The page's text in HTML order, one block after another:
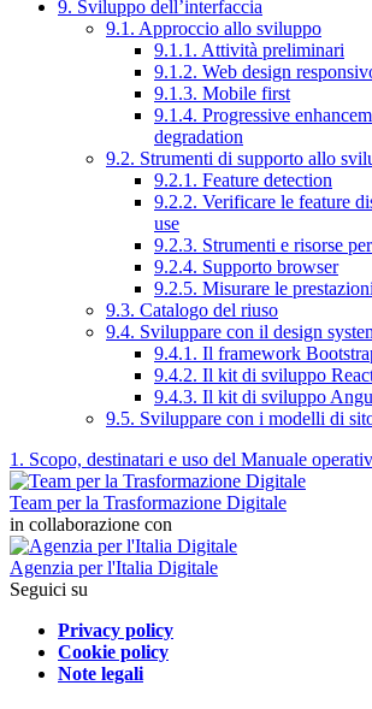
9. Sviluppo dell’interfaccia
9.1. Approccio allo sviluppo
9.1.1. Attività preliminari
9.1.2. Web design
9.1.3. Mobile first
9.1.4. Progressive
degradation
9.2. Strumenti di supporto allo
9.2.1. Feature detection
9.2.2. Verificare le feature
use
9.2.3. Strumenti e risorse
9.2.4. Supporto browser
9.2.5. Misurare le prestazioni
9.3. Catalogo del riuso
9.4. Sviluppare con il design
9.4.1. Il framework
9.4.2. Il kit di sviluppo
9.4.3. Il kit di sviluppo
9.5. Sviluppare con i modelli di
1. Scopo, destinatari e uso del Manuale
Team per la Trasformazione Digitale
in collaborazione con
Agenzia per l'Italia Digitale
Seguici su
Privacy policy
Cookie policy
Note legali